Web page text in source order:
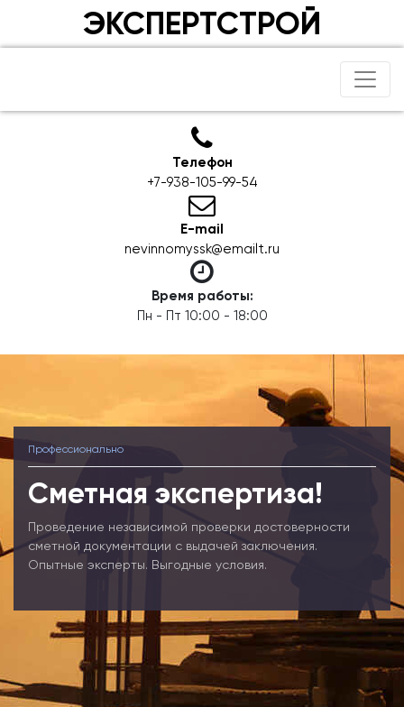
ЭКСПЕРТСТРОЙ
Телефон
+7-938-105-99-54
E-mail
nevinnomyssk@emailt.ru
Время работы:
Пн - Пт 10:00 - 18:00
Профессионально
Сметная экспертиза!
Проведение независимой проверки достоверности
сметной документации с выдачей заключения.
Опытные эксперты. Выгодные условия.